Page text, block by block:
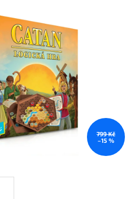
799 Kč
–15 %